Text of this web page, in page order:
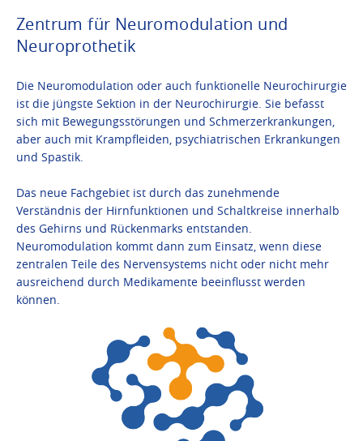
Zentrum für Neuromodulation und
Neuroprothetik
Die Neuromodulation oder auch funktionelle Neurochirurgie
ist die jüngste Sektion in der Neurochirurgie. Sie befasst
sich mit Bewegungsstörungen und Schmerzerkrankungen,
aber auch mit Krampfleiden, psychiatrischen Erkrankungen
und Spastik.
Das neue Fachgebiet ist durch das zunehmende
Verständnis der Hirnfunktionen und Schaltkreise innerhalb
des Gehirns und Rückenmarks entstanden.
Neuromodulation kommt dann zum Einsatz, wenn diese
zentralen Teile des Nervensystems nicht oder nicht mehr
ausreichend durch Medikamente beeinflusst werden
können.